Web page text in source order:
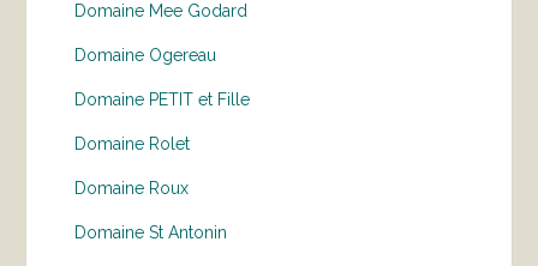
Domaine Mee Godard
Domaine Ogereau
Domaine PETIT et Fille
Domaine Rolet
Domaine Roux
Domaine St Antonin